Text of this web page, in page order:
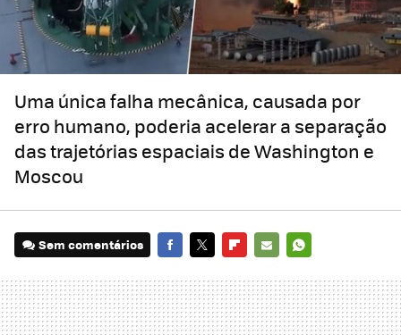
Uma única falha mecânica, causada por
erro humano, poderia acelerar a separação
das trajetórias espaciais de Washington e
Moscou
Sem comentários
MAIL